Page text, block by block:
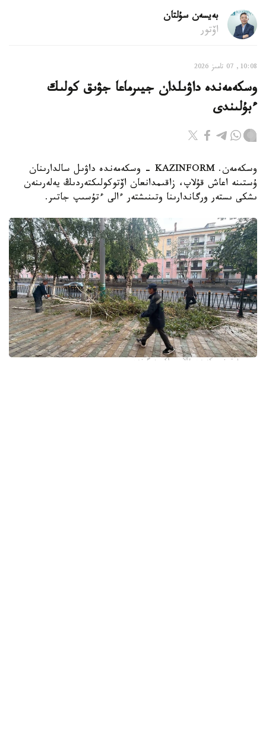
بەيسەن سۇلتان
اۆتور
10:08, 07 تامىز 2026
وسكەمەندە داۋىلدان جيىرماعا جۋىق كولىك
ءبۇلىندى
وسكەمەن. KAZINFORM - وسكەمەندە داۋىل سالدارىنان
ۇستىنە اعاش قۇلاپ، زاقىمدانعان اۆتوكولىكتەردىڭ يەلەرىنەن
ىشكى ىستەر ورگاندارىنا وتىنىشتەر ءالى ءتۇسىپ جاتىر.
فوتو: وسكەمەن قالاسى اكىمدىگىنەن